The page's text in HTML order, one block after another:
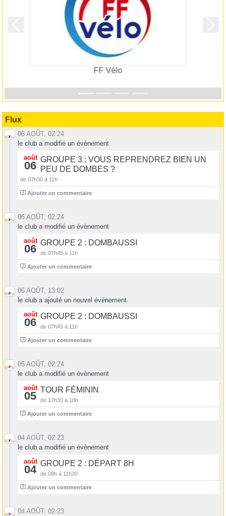
AURA
Flux
06 AOÛT, 02:24
le club a modifié un évènement
août
06 GROUPE 3 : VOUS REPRENDREZ BIEN UN
PEU DE DOMBES ?
de 07h30 à 11h
4 Ajouter un commentaire
06 AOÛT, 02:24
le club a modifié un évènement
août
06 GROUPE 2 : DOMBAUSSI
de 07h45 à 11h
3 Ajouter un commentaire
05 AOÛT, 13:02
le club a ajouté un nouvel évènement
août
06 GROUPE 2 : DOMBAUSSI
de 07h45 à 11h
3 Ajouter un commentaire
05 AOÛT, 02:24
le club a modifié un évènement
août
05 TOUR FÉMININ
de 17h30 à 18h
0 Ajouter un commentaire
04 AOÛT, 02:23
le club a modifié un évènement
août
04 GROUPE 2 : DÉPART 8H
de 08h à 11h30
4 Ajouter un commentaire
04 AOÛT, 02:23